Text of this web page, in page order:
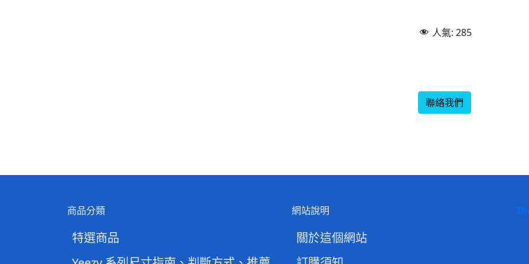
人氣: 285
聯絡我們
商品分類
特選商品
網站說明
關於這個網站